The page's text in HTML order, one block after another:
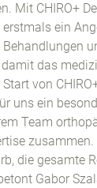
Mit CHIRO+
erstmals ein
das
Start von
uns ein
Team
die gesamte
Gabor